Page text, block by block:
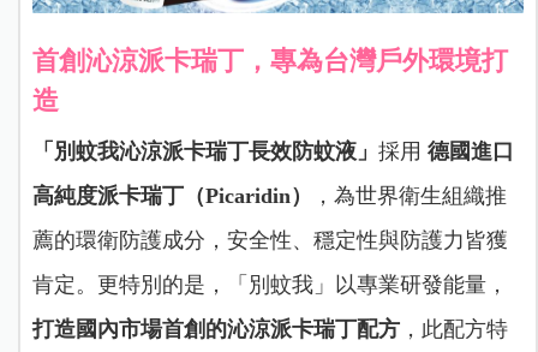
首創沁涼派卡瑞丁，專為台灣戶外環境打
造
「別蚊我沁涼派卡瑞丁長效防蚊液」 採用 德國進口
高純度派卡瑞丁（Picaridin）
，為世界衛生組織推
薦的環衛防護成分，安全性、穩定性與防護力皆獲
肯定。更特別的是，「別蚊我」以專業研發能量，
打造國內市場首創的沁涼派卡瑞丁配方，此配方特